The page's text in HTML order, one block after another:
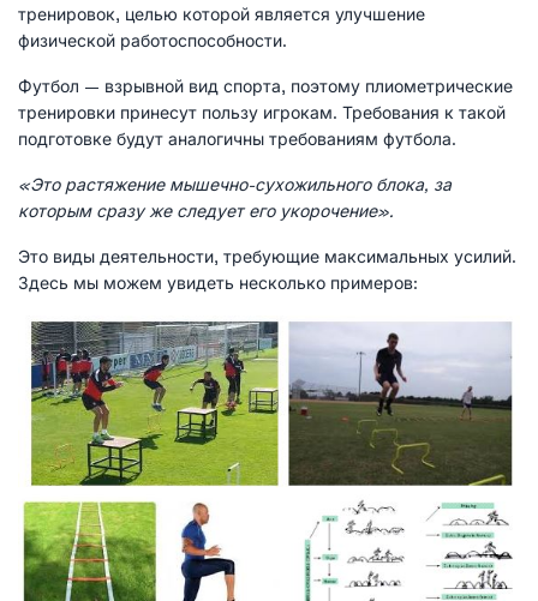
тренировок, целью которой является улучшение
физической работоспособности.
Футбол — взрывной вид спорта, поэтому плиометрические
тренировки принесут пользу игрокам. Требования к такой
подготовке будут аналогичны требованиям футбола.
«Это растяжение мышечно-сухожильного блока, за
которым сразу же следует его укорочение».
Это виды деятельности, требующие максимальных усилий.
Здесь мы можем увидеть несколько примеров: